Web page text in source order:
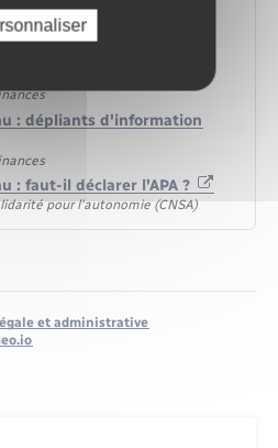
: dépliants d'information
: faut-il déclarer l'APA ?
pour l'autonomie (CNSA)
et administrative